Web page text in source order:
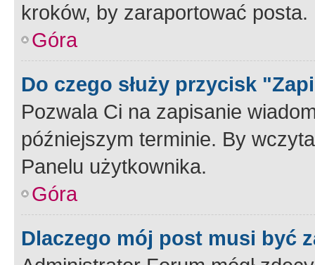
kroków, by zaraportować posta.
Góra
Do czego służy przycisk
Pozwala Ci na zapisanie
późniejszym terminie. By
Panelu użytkownika.
Góra
Dlaczego mój post musi być